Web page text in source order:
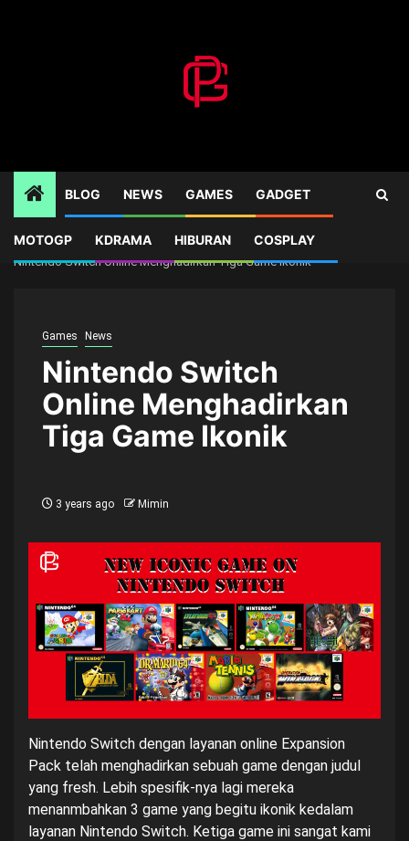
BLOG NEWS GAMES GADGET
MOTOGP KDRAMA HIBURAN COSPLAY
Home
Games
Nintendo Switch Online Menghadirkan Tiga Game Ikonik
Games News
Nintendo Switch
Online Menghadirkan
Tiga Game Ikonik
3 years ago Mimin
Nintendo Switch dengan layanan online Expansion
Pack telah menghadirkan sebuah game dengan judul
yang fresh. Lebih spesifik-nya lagi mereka
menanmbahkan 3 game yang begitu ikonik kedalam
layanan Nintendo Switch. Ketiga game ini sangat kami